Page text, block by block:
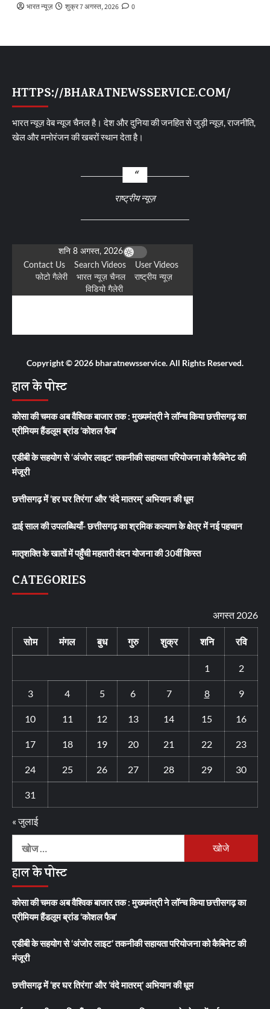
भारत न्यूज़ शुक्र 7 अगस्त, 2026 0
HTTPS://BHARATNEWSSERVICE.COM/
भारत न्यूज़ वेब न्यूज चैनल है। देश और दुनिया की जनहित से जुड़ी न्यूज़, राजनीति,
खेल और मनोरंजन की खबरों स्थान देता है।
राष्ट्रीय न्यूज़
Copyright © 2026 bharatnewsservice. All Rights Reserved.
हाल के पोस्ट
कोसा की चमक अब वैश्विक बाजार तक : मुख्यमंत्री ने लॉन्च किया छत्तीसगढ़ का
प्रीमियम हैंडलूम ब्रांड ‘कोशल फैब’
एडीबी के सहयोग से ‘अंजोर लाइट’ तकनीकी सहायता परियोजना को कैबिनेट की
मंजूरी
छत्तीसगढ़ में ‘हर घर तिरंगा’ और ‘वंदे मातरम्’ अभियान की धूम
ढाई साल की उपलब्धियाँ- छत्तीसगढ़ का श्रमिक कल्याण के क्षेत्र में नई पहचान
मातृशक्ति के खातों में पहुँची महतारी वंदन योजना की 30वीं किस्त
CATEGORIES
अगस्त 2026
सोम मंगल बुध गुरु शुक्र शनि रवि
1 2
3 4 5 6 7 8 9
10 11 12 13 14 15 16
17 18 19 20 21 22 23
24 25 26 27 28 29 30
31
« जुलाई
निम्न
खोजें:
हाल के पोस्ट
कोसा की चमक अब वैश्विक बाजार तक : मुख्यमंत्री ने लॉन्च किया छत्तीसगढ़ का
प्रीमियम हैंडलूम ब्रांड ‘कोशल फैब’
एडीबी के सहयोग से ‘अंजोर लाइट’ तकनीकी सहायता परियोजना को कैबिनेट की
मंजूरी
छत्तीसगढ़ में ‘हर घर तिरंगा’ और ‘वंदे मातरम्’ अभियान की धूम